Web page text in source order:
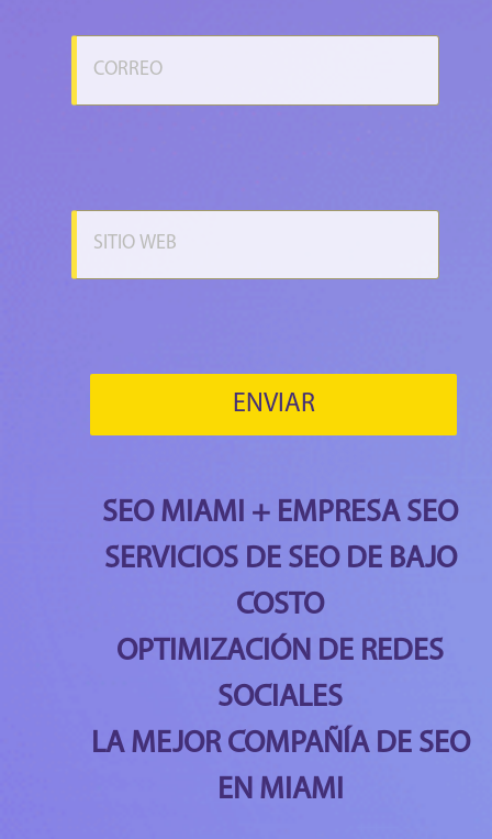
SEO MIAMI + EMPRESA SEO
SERVICIOS DE SEO DE BAJO
COSTO
OPTIMIZACIÓN DE REDES
SOCIALES
LA MEJOR COMPAÑÍA DE SEO
EN MIAMI